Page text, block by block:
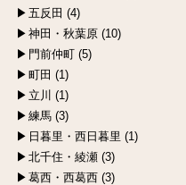
五反田 (4)
神田・秋葉原 (10)
門前仲町 (5)
町田 (1)
立川 (1)
練馬 (3)
日暮里・西日暮里 (1)
北千住・綾瀬 (3)
葛西・西葛西 (3)